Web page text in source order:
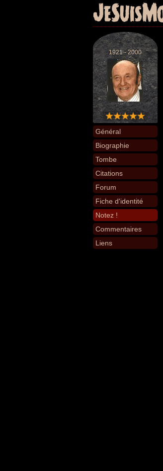
1921 - 2000
Général
Biographie
Tombe
Citations
Forum
Fiche d'identité
Notez !
Commentaires
Liens